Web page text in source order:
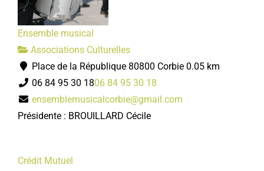
Ensemble musical
Associations Culturelles
Place de la République 80800 Corbie 0.05 km
06 84 95 30 1806 84 95 30 18
ensemblemusicalcorbie@gmail.com
Présidente : BROUILLARD Cécile
Crédit Mutuel